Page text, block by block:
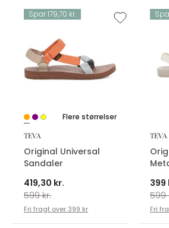
Spar 179,70 kr.
Flere størrelser
TEVA
Original Universal
Sandaler
419,30 kr.
599 kr.
Fri fragt over 399 kr
TEVA
399
599
Fri